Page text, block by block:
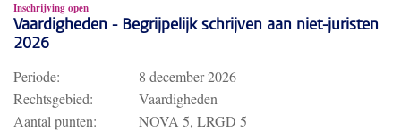
Inschrijving open
Vaardigheden - Begrijpelijk schrijven aan niet-juristen
2026
Periode:
8 december 2026
Rechtsgebied:
Vaardigheden
Aantal punten:
NOVA 5, LRGD 5